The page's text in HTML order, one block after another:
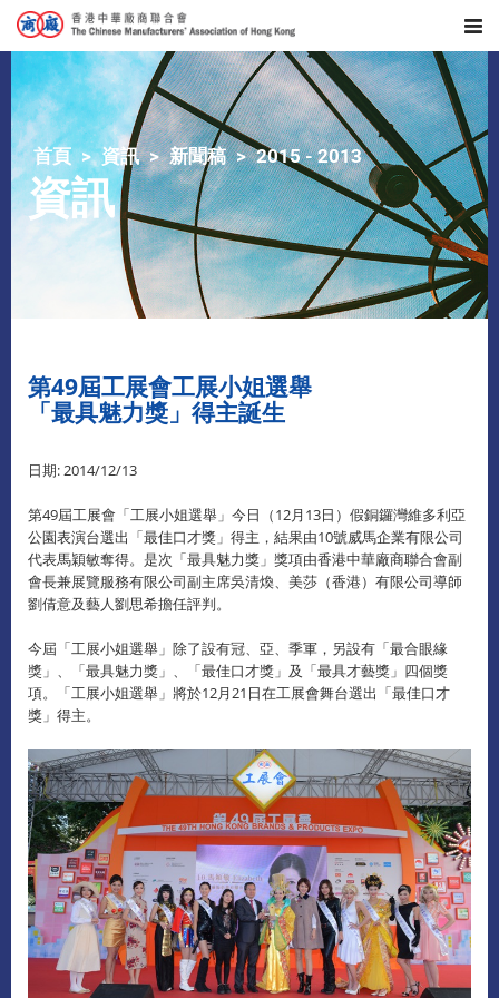
首頁 資訊 新聞稿 2015 - 2013
資訊
第49屆工展會工展小姐選舉
「最具魅力獎」得主誕生
日期: 2014/12/13
第49屆工展會「工展小姐選舉」今日（12月13日）假銅鑼灣維多利亞
公園表演台選出「最佳口才獎」得主，結果由10號威馬企業有限公司
代表馬穎敏奪得。是次「最具魅力獎」獎項由香港中華廠商聯合會副
會長兼展覽服務有限公司副主席吳清煥、美莎（香港）有限公司導師
劉倩意及藝人劉思希擔任評判。
今屆「工展小姐選舉」除了設有冠、亞、季軍，另設有「最合眼緣
獎」、「最具魅力獎」、「最佳口才獎」及「最具才藝獎」四個獎
項。「工展小姐選舉」將於12月21日在工展會舞台選出「最佳口才
獎」得主。